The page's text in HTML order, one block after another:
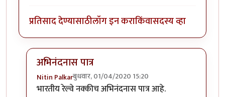
प्रतिसाद देण्यासाठीलॉग इन कराकिंवासदस्य व्हा
अभिनंदनास पात्र
Nitin Palkarबुधवार, 01/04/2020 15:20
In reply toहार्दिक अभिनंदन !byहेमंतकुमार
भारतीय रेल्वे नक्कीच अभिनंदनास पात्र आहे.